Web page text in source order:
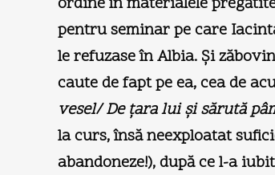
pentru seminar pe care
le refuzase în Albia. Şi
caute de fapt pe ea, cea de
vesel/ De ţara lui şi sărută
la curs, însă neexploatat
abandoneze!), după ce l-a